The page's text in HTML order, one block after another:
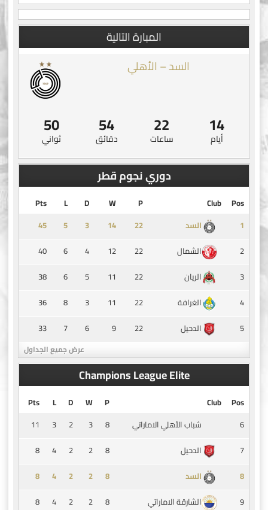
المبارة التالية
السد – الأهلي
14
أيام
22
ساعات
54
دقائق
49
ثواني
دوري نجوم قطر
Pos
Club
P
W
D
L
Pts
1
السد ‏22
14
3
5
45
2
الشمال 22
12
4
6
40
3
الريان 22
11
5
6
38
4
الغرافة 22
11
3
8
36
5
الدحيل 22
9
6
7
33
عرض جميع الجداول
Champions League Elite
Pos
Club
P
W
D
L
Pts
6
شباب الأهلي الاماراتي 8
3
2
3
11
7
الدحيل 8
2
2
4
8
8
السد 8
2
2
4
8
9
الشارقة الاماراتي 8
2
2
4
8